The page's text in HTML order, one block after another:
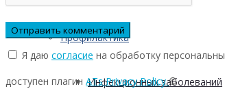
Профилактика
Инфекционных заболеваний
Я даю согласие на обработку
доступен плагин ATs Privacy Policy©